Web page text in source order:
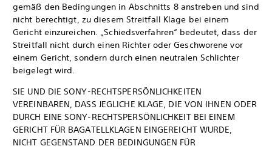
gemäß den Bedingungen in Abschnitts 8 anstreben und sind
nicht berechtigt, zu diesem Streitfall Klage bei einem
Gericht einzureichen. „Schiedsverfahren“ bedeutet, dass der
Streitfall nicht durch einen Richter oder Geschworene vor
einem Gericht, sondern durch einen neutralen Schlichter
beigelegt wird.
SIE UND DIE SONY-RECHTSPERSÖNLICHKEITEN
VEREINBAREN, DASS JEGLICHE KLAGE, DIE VON IHNEN ODER
DURCH EINE SONY-RECHTSPERSÖNLICHKEIT BEI EINEM
GERICHT FÜR BAGATELLKLAGEN EINGEREICHT WURDE,
NICHT GEGENSTAND DER BEDINGUNGEN FÜR